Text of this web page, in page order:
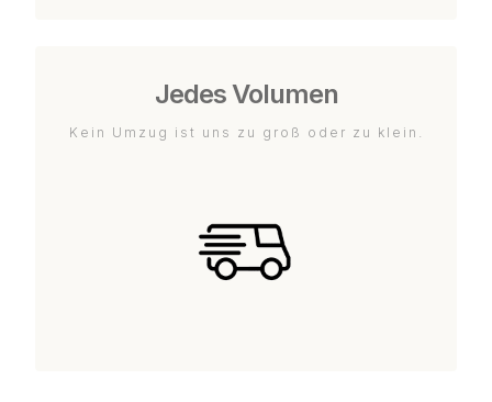
Jedes Volumen
Kein Umzug ist uns zu groß oder zu klein.